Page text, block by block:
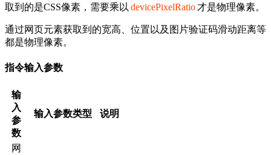
取到的是CSS像素，需要乘以 devicePixelRatio 才是物理像素。
通过网页元素获取到的宽高、位置以及图片验证码滑动距离等
都是物理像素。
指令输入参数
输
入
参
数
输入参数类型 说明
网